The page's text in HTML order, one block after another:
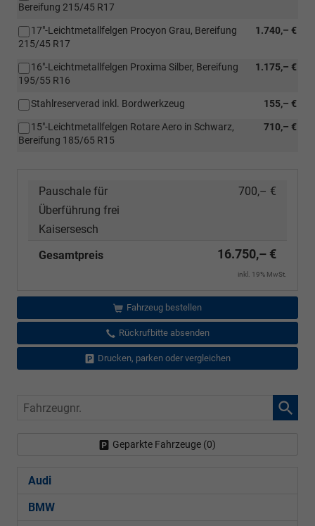
Bereifung 215/45 R17
1.740,– €
17"-Leichtmetallfelgen Procyon Grau, Bereifung
215/45 R17
1.175,– €
16"-Leichtmetallfelgen Proxima Silber, Bereifung
195/55 R16
155,– €
Stahlreserverad inkl. Bordwerkzeug
710,– €
15"-Leichtmetallfelgen Rotare Aero in Schwarz,
Bereifung 185/65 R15
Pauschale für
Überführung frei
Kaisersesch
700,– €
Gesamtpreis 16.750,– €
inkl. 19% MwSt.
Fahrzeug bestellen
Rückrufbitte absenden
Drucken, parken oder vergleichen
Fahrzeugnr.
Geparkte Fahrzeuge (0)
Audi
BMW